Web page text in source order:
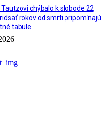
chýbalo k slobode 22
rokov od smrti pripomínajú
tabule